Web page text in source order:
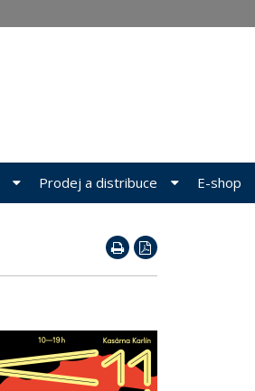
Prodej a distribuce E-shop